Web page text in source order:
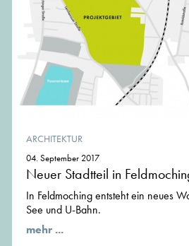
ARCHITEKTUR
04. September 2017
Neuer Stadtteil in
In Feldmoching entsteht ein neues
See und U-Bahn.
mehr ...